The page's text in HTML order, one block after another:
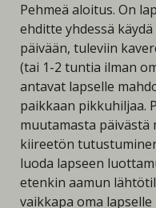
Pehmeä aloitus. On
ehditte yhdessä
päivään, tuleviin
(tai 1-2 tuntia ilman
antavat lapselle
paikkaan pikkuhiljaa.
muutamasta päivästä
kiireetön
luoda lapseen
etenkin aamun
vaikkapa oma